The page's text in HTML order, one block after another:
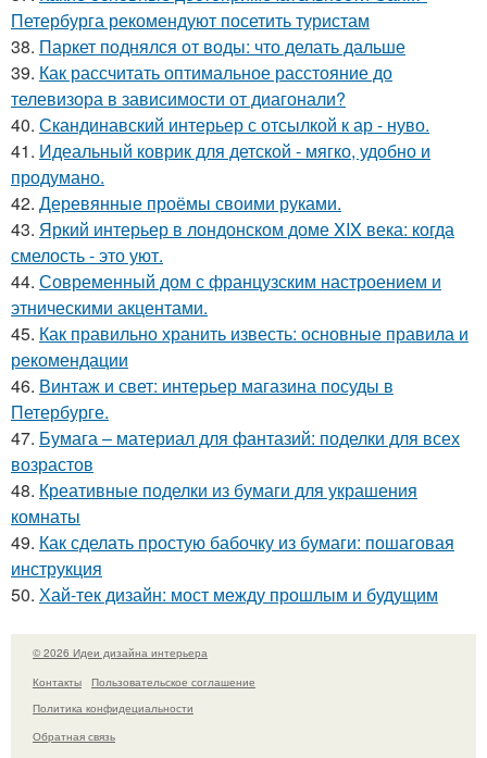
Петербурга рекомендуют посетить туристам
38. Паркет поднялся от воды: что делать дальше
39. Как рассчитать оптимальное расстояние до
телевизора в зависимости от диагонали?
40. Скандинавский интерьер с отсылкой к ар - нуво.
41. Идеальный коврик для детской - мягко, удобно и
продумано.
42. Деревянные проёмы своими руками.
43. Яркий интерьер в лондонском доме XIX века: когда
смелость - это уют.
44. Современный дом с французским настроением и
этническими акцентами.
45. Как правильно хранить известь: основные правила и
рекомендации
46. Винтаж и свет: интерьер магазина посуды в
Петербурге.
47. Бумага – материал для фантазий: поделки для всех
возрастов
48. Креативные поделки из бумаги для украшения
комнаты
49. Как сделать простую бабочку из бумаги: пошаговая
инструкция
50. Хай-тек дизайн: мост между прошлым и будущим
© 2026 Идеи дизайна интерьера
Контакты
Пользовательское соглашение
Политика конфидециальности
Обратная связь